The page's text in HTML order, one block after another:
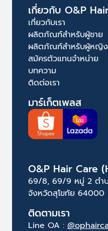
เกี่ยวกับ O&P
เกี่ยวกับเรา
ผลิตภัณฑ์สำหรับผู้ชาย
ผลิตภัณฑ์สำหรับผู้หญิง
สมัครตัวแทนจำหน่าย
บทความ
ติดต่อเรา
มาร์เก็ตเพลส
O&P Hair Care
69/8, 69/9 หมู่ 2 ตำบ
จังหวัดสุโขทัย 64000
ติดตามเรา
Line OA :